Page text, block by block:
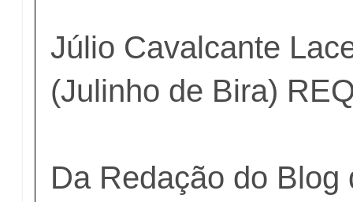
Júlio Cavalcante
(Julinho de Bira)
Da Redação do Blog